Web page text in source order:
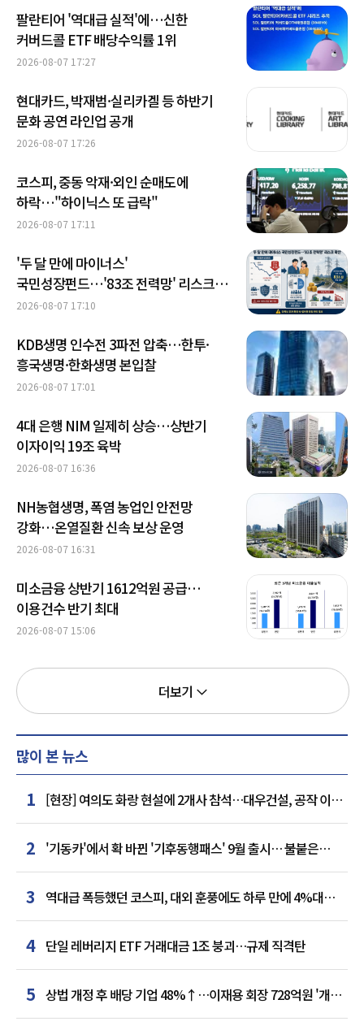
팔란티어 '역대급 실적'에…신한
커버드콜 ETF 배당수익률 1위
2026-08-07 17:27
현대카드, 박재범·실리카겔 등 하반기
문화 공연 라인업 공개
2026-08-07 17:26
코스피, 중동 악재·외인 순매도에
하락…"하이닉스 또 급락"
2026-08-07 17:11
'두 달 만에 마이너스'
국민성장펀드…'83조 전력망' 리스크
확산
2026-08-07 17:10
KDB생명 인수전 3파전 압축…한투·
흥국생명·한화생명 본입찰
2026-08-07 17:01
4대 은행 NIM 일제히 상승…상반기
이자이익 19조 육박
2026-08-07 16:36
NH농협생명, 폭염 농업인 안전망
강화…온열질환 신속 보상 운영
2026-08-07 16:31
미소금융 상반기 1612억원 공급…
이용건수 반기 최대
2026-08-07 15:06
더보기
많이 본 뉴스
1 [현장] 여의도 화랑 현설에 2개사 참석…대우건설, 공작 이어
추가 거점 확보하나
2 '기동카'에서 확 바뀐 '기후동행패스' 9월 출시… 불붙은
카드사 경쟁
3
역대급 폭등했던 코스피, 대외 훈풍에도 하루 만에 4%대
급락
4 단일 레버리지 ETF 거래대금 1조 붕괴…규제 직격탄
5 상법 개정 후 배당 기업 48%↑…이재용 회장 728억원 '개인
최다'